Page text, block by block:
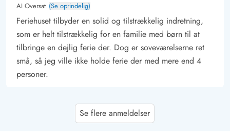
AI Oversat (Se oprindelig)
Feriehuset tilbyder en solid og tilstrækkelig indretning,
som er helt tilstrækkelig for en familie med børn til at
tilbringe en dejlig ferie der. Dog er soveværelserne ret
små, så jeg ville ikke holde ferie der med mere end 4
personer.
Se flere anmeldelser